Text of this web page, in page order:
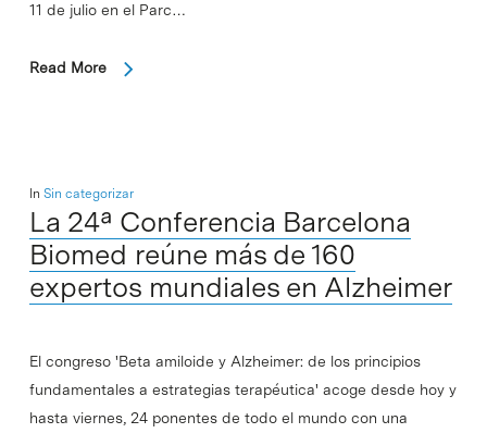
11 de julio en el Parc…
Read More
In Sin categorizar
La 24ª Conferencia Barcelona
Biomed reúne más de 160
expertos mundiales en Alzheimer
El congreso 'Beta amiloide y Alzheimer: de los principios
fundamentales a estrategias terapéutica' acoge desde hoy y
hasta viernes, 24 ponentes de todo el mundo con una